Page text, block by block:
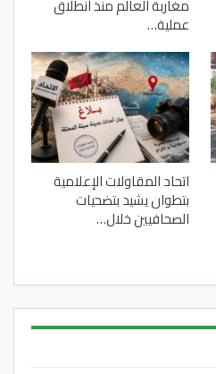
مغاربة العالم منذ انطلاق
عملية…
اتحاد المقاولات الإعلامية
بتطوان يشيد بتضحيات
الصحافيين خلال…